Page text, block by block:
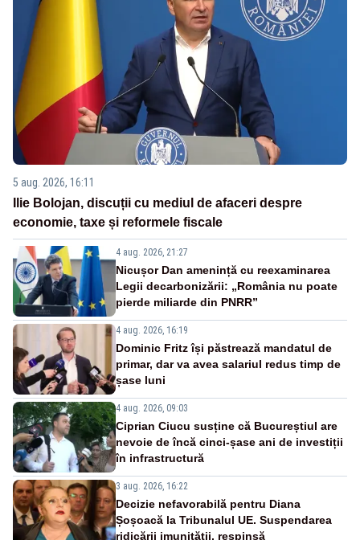
5 aug. 2026, 16:11
Ilie Bolojan, discuții cu mediul de afaceri despre
economie, taxe și reformele fiscale
4 aug. 2026, 21:27
Nicușor Dan amenință cu reexaminarea
Legii decarbonizării: „România nu poate
pierde miliarde din PNRR”
4 aug. 2026, 16:19
Dominic Fritz își păstrează mandatul de
primar, dar va avea salariul redus timp de
șase luni
4 aug. 2026, 09:03
Ciprian Ciucu susține că Bucureștiul are
nevoie de încă cinci-șase ani de investiții
în infrastructură
3 aug. 2026, 16:22
Decizie nefavorabilă pentru Diana
Șoșoacă la Tribunalul UE. Suspendarea
ridicării imunității, respinsă